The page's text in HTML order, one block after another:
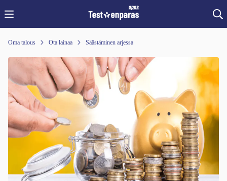
Oma talous Ota lainaa Säästäminen arjessa